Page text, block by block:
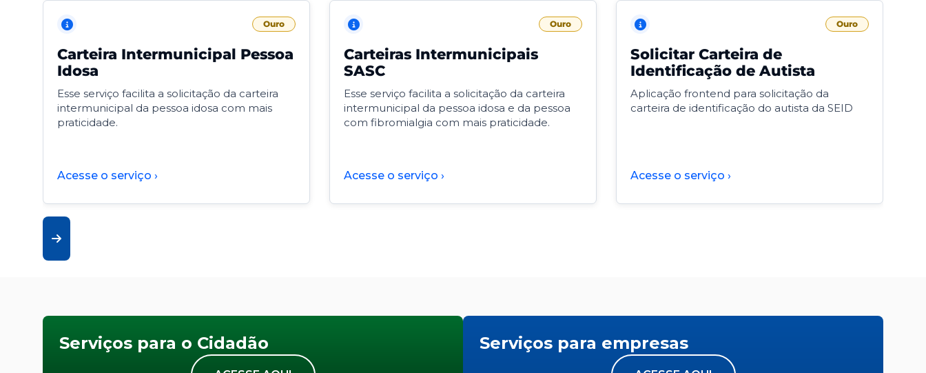
Ouro
Carteira Intermunicipal Pessoa
Idosa
Esse serviço facilita a solicitação da carteira
intermunicipal da pessoa idosa com mais
praticidade.
Acesse o serviço ›
Ouro
Carteiras Intermunicipais
SASC
Esse serviço facilita a solicitação da carteira
intermunicipal da pessoa idosa e da pessoa
com fibromialgia com mais praticidade.
Acesse o serviço ›
Ouro
Solicitar Carteira de
Identificação de Autista
Aplicação frontend para solicitação da
carteira de identificação do autista da SEID
Acesse o serviço ›
Serviços para o Cidadão Serviços para empresas